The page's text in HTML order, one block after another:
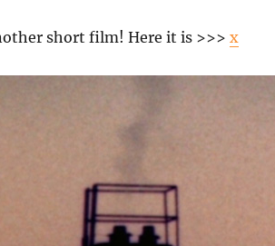
short film! Here it is >>> x